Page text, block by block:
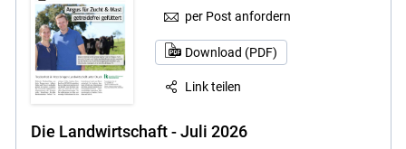
per Post anfordern
Download (PDF)
Link teilen
Die Landwirtschaft - Juli 2026